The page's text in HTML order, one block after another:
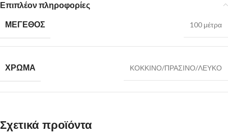
Επιπλέον πληροφορίες
ΜΕΓΕΘΟΣ
100 μέτρα
ΧΡΩΜΑ ΚΟΚΚΙΝΟ/ΠΡΑΣΙΝΟ/ΛΕΥΚΟ
Σχετικά προϊόντα